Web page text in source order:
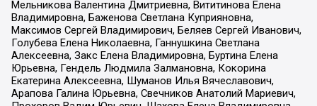
Мельникова Валентина Дмитриевна, Вититинова Елена
Владимировна, Баженова Светлана Куприяновна,
Максимов Сергей Владимирович, Беляев Сергей Иванович,
Голубева Елена Николаевна, Ганнушкина Светлана
Алексеевна, Закс Елена Владимировна, Буртина Елена
Юрьевна, Гендель Людмила Залмановна, Кокорина
Екатерина Алексеевна, Шуманов Илья Вячеславович,
Арапова Галина Юрьевна, Свечников Анатолий Мариевич,